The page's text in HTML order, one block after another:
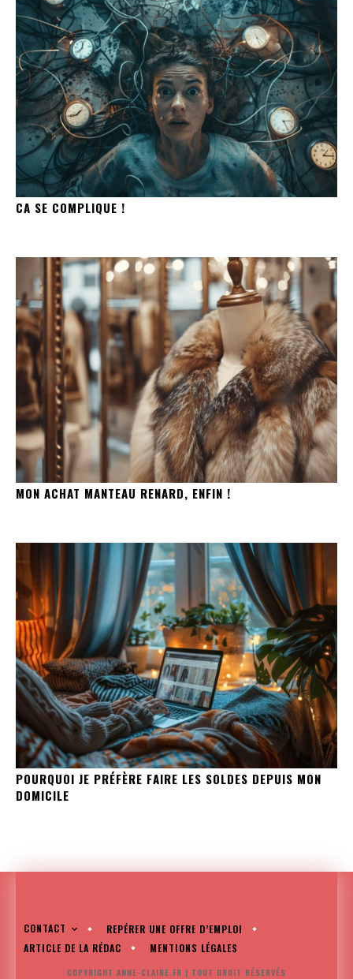
CA SE COMPLIQUE !
MON ACHAT MANTEAU RENARD, ENFIN !
POURQUOI JE PRÉFÈRE FAIRE LES SOLDES DEPUIS MON
DOMICILE
CONTACT
REPÉRER UNE OFFRE D’EMPLOI
ARTICLE DE LA RÉDAC
MENTIONS LÉGALES
COPYRIGHT ANNE-CLAIRE.FR | TOUT DROIT RÉSERVÉS